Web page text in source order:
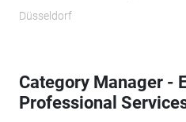
Düsseldorf
Category Manager -
Professional